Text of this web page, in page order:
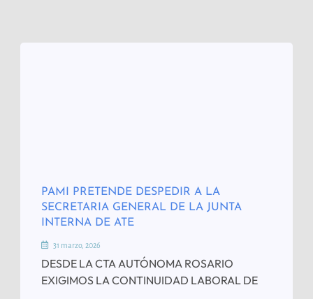
PAMI PRETENDE DESPEDIR A LA
SECRETARIA GENERAL DE LA JUNTA
INTERNA DE ATE
31 marzo, 2026
DESDE LA CTA AUTÓNOMA ROSARIO
EXIGIMOS LA CONTINUIDAD LABORAL DE